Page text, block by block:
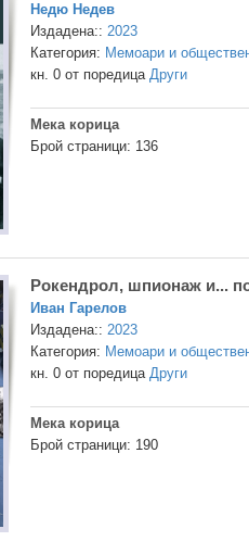
Недю Недев
Издадена:: 2023
Категория: Мемоари и
кн. 0 от поредица Други
Мека корица
Брой страници: 136
Рокендрол, шпионаж и...
Иван Гарелов
Издадена:: 2023
Категория: Мемоари и
кн. 0 от поредица Други
Мека корица
Брой страници: 190